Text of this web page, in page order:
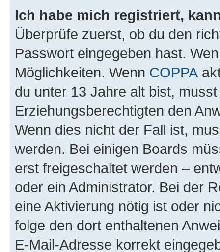
Ich habe mich registriert,
Überprüfe zuerst, ob du den
Passwort eingegeben hast.
Möglichkeiten. Wenn COPPA
du unter 13 Jahre alt bist,
Erziehungsberechtigten den
Wenn dies nicht der Fall ist,
werden. Bei einigen Boards
erst freigeschaltet werden –
oder ein Administrator. Bei der
eine Aktivierung nötig ist oder
folge den dort enthaltenen
E-Mail-Adresse korrekt